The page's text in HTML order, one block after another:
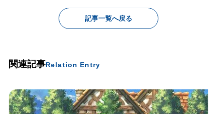
記事一覧へ戻る
関連記事Relation Entry